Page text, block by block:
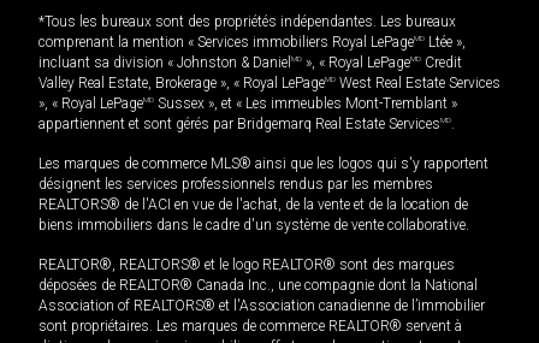
*Tous les bureaux sont des propriétés indépendantes. Les bureaux
comprenant la mention « Services immobiliers Royal LePageMD Ltée »,
incluant sa division « Johnston & Daniel MD », « Royal LePageMD Credit
Valley Real Estate, Brokerage », « Royal LePageMD West Real Estate Services
», « Royal LePageMD Sussex », et « Les immeubles Mont-Tremblant »
appartiennent et sont gérés par Bridgemarq Real Estate ServicesMD.
Les marques de commerce MLS® ainsi que les logos qui s'y rapportent
désignent les services professionnels rendus par les membres
REALTORS® de l'ACI en vue de l'achat, de la vente et de la location de
biens immobiliers dans le cadre d'un système de vente collaborative.
REALTOR®, REALTORS® et le logo REALTOR® sont des marques
déposées de REALTOR® Canada Inc., une compagnie dont la National
Association of REALTORS® et l'Association canadienne de l’immobilier
sont propriétaires. Les marques de commerce REALTOR® servent à